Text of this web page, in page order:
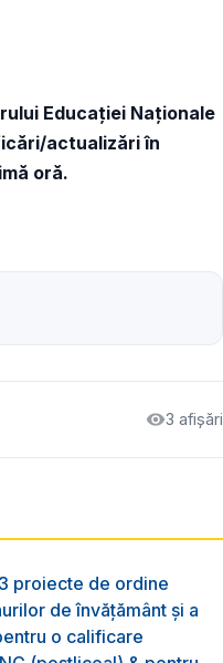
Educației Naționale
actualizări în
oră.
3 afișări
proiecte de ordine
de învățământ și a
o calificare